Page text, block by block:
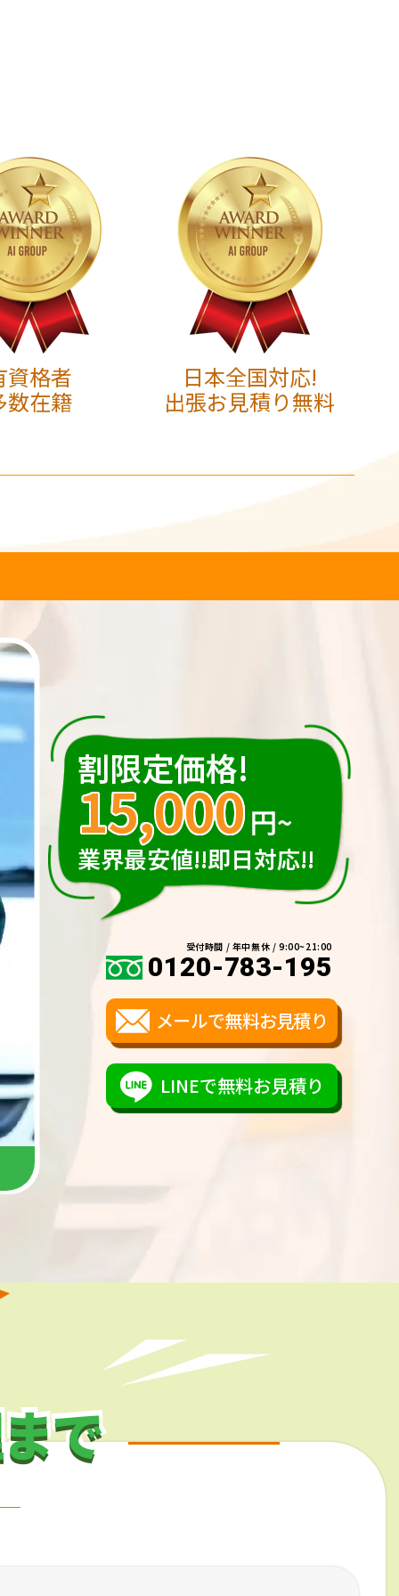
資格者
数在籍
日本全国対応!
出張お見積り無料
割限定価格!
15,000 円~
業界最安値!!即日対応!!
受付時間 / 年中無休 / 9:00~21:00
0120-783-195
メールで無料お見積り
LINEで無料お見積り
で
で